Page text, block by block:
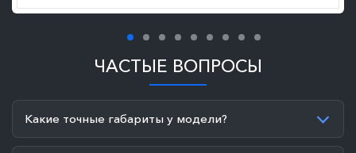
ЧАСТЫЕ ВОПРОСЫ
Какие точные габариты у модели?